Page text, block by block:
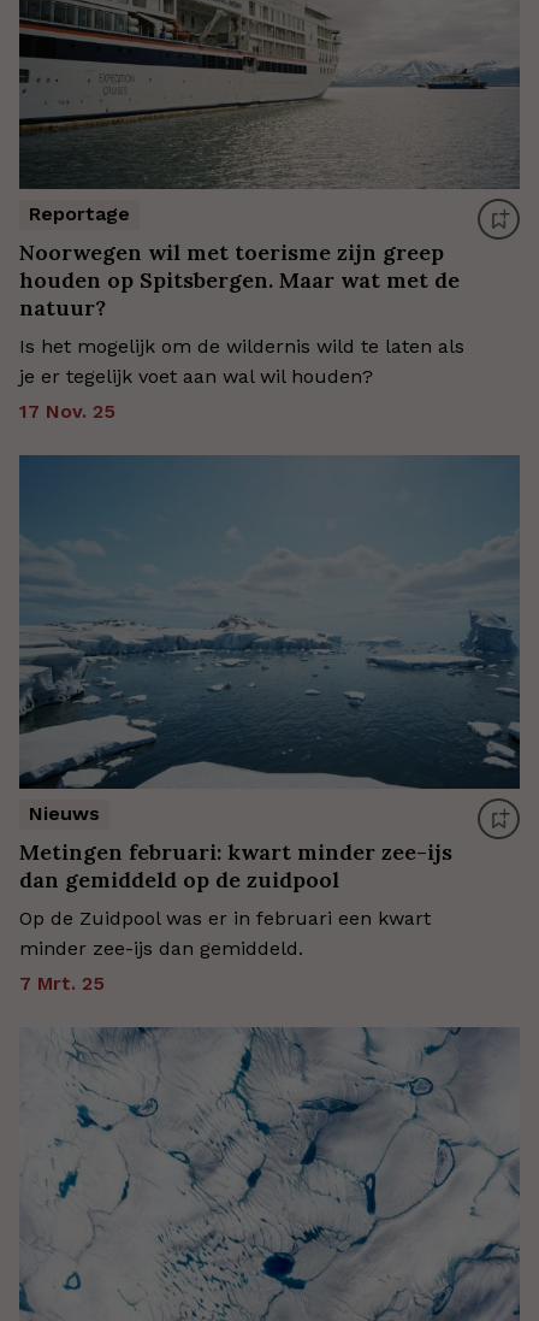
Reportage
Noorwegen wil met toerisme zijn greep
houden op Spitsbergen. Maar wat met de
natuur?
Is het mogelijk om de wildernis wild te laten als
je er tegelijk voet aan wal wil houden?
17 Nov. 25
Nieuws
Metingen februari: kwart minder zee-ijs
dan gemiddeld op de zuidpool
Op de Zuidpool was er in februari een kwart
minder zee-ijs dan gemiddeld.
7 Mrt. 25